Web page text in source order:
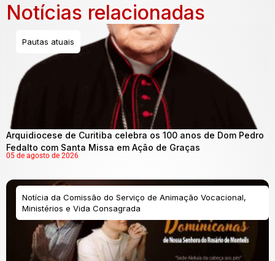
Notícias relacionadas
Pautas atuais
Arquidiocese de Curitiba celebra os 100 anos de Dom Pedro
Fedalto com Santa Missa em Ação de Graças
05 de agosto de 2026
Notícia da Comissão do Serviço de Animação Vocacional,
Ministérios e Vida Consagrada